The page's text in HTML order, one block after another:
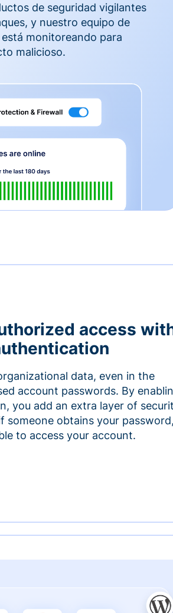
de seguridad vigilantes
y nuestro equipo de
monitoreando para
malicioso.
access
data, even in the
account passwords. By
you add an extra layer of
someone obtains your password,
to access your account.